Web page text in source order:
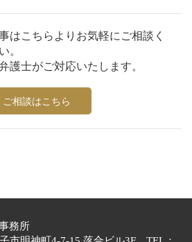
はこちらよりお気軽にご相談く
。
護士がご対応いたします。
ご相談はこちら
務所